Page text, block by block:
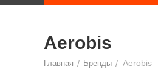
Aerobis
Главная / Бренды / Aerobis